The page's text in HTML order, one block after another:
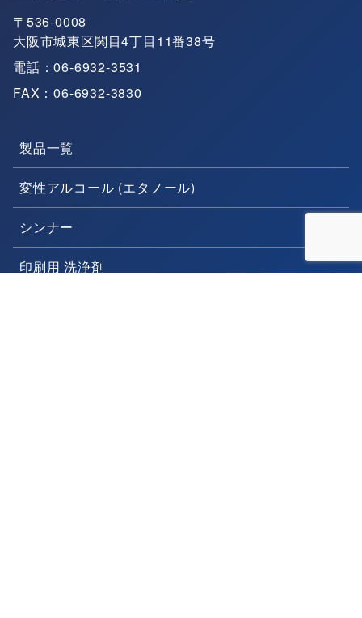
〒536-0008
大阪市城東区関目4丁目11番38号
電話：06-6932-3531
FAX：06-6932-3830
製品一覧
変性アルコール (エタノール)
シンナー
印刷用 洗浄剤